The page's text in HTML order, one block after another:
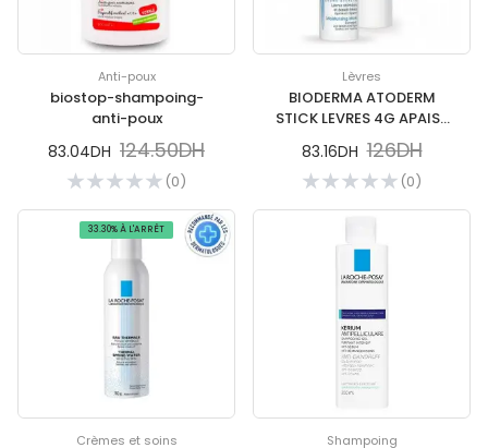
Anti-poux
biostop-shampoing-
anti-poux
83.04DH 124.50DH
(0)
Lèvres
BIODERMA ATODERM
STICK LEVRES 4G APAISE
ET REPARE
83.16DH 126DH
(0)
33.30% À L'ARRÊT
Crèmes et soins Shampoing